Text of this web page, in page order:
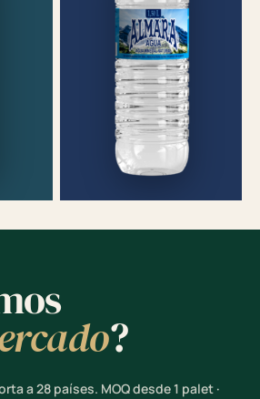
?
a 28 países. MOQ desde 1 palet ·